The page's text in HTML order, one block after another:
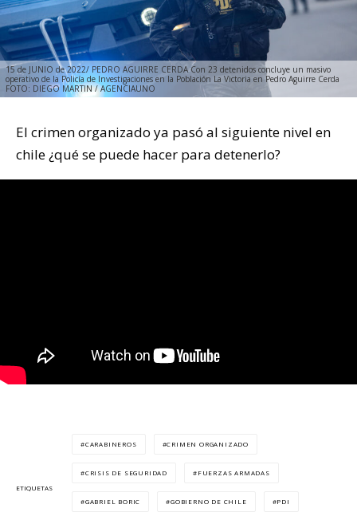
15 de JUNIO de 2022/ PEDRO AGUIRRE CERDA Con 23 detenidos concluye un masivo
operativo de la Policía de Investigaciones en la Población La Victoria en Pedro Aguirre Cerda
FOTO: DIEGO MARTIN / AGENCIAUNO
El crimen organizado ya pasó al siguiente nivel en
chile ¿qué se puede hacer para detenerlo?
ETIQUETAS
CARABINEROS CRIMEN ORGANIZADO
CRISIS DE SEGURIDAD FUERZAS ARMADAS
GABRIEL BORIC GOBIERNO DE CHILE PDI